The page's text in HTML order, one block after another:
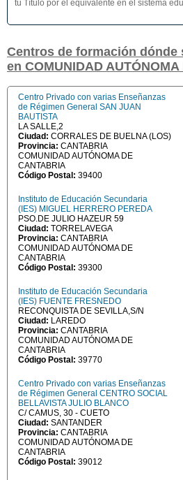
tu Título por el equivalente en el sistema
Centros de formación dónde
en COMUNIDAD
Centro Privado con varias Enseñanzas
de Régimen General SAN JUAN
BAUTISTA
LA SALLE,2
Ciudad: CORRALES DE BUELNA (LOS)
Provincia: CANTABRIA
COMUNIDAD AUTÓNOMA DE
CANTABRIA
Código Postal: 39400
Instituto de Educación Secundaria
(IES) MIGUEL HERRERO PEREDA
PSO.DE JULIO HAZEUR 59
Ciudad: TORRELAVEGA
Provincia: CANTABRIA
COMUNIDAD AUTÓNOMA DE
CANTABRIA
Código Postal: 39300
Instituto de Educación Secundaria
(IES) FUENTE FRESNEDO
RECONQUISTA DE SEVILLA,S/N
Ciudad: LAREDO
Provincia: CANTABRIA
COMUNIDAD AUTÓNOMA DE
CANTABRIA
Código Postal: 39770
Centro Privado con varias Enseñanzas
de Régimen General CENTRO SOCIAL
BELLAVISTA JULIO BLANCO
C/ CAMUS, 30 - CUETO
Ciudad: SANTANDER
Provincia: CANTABRIA
COMUNIDAD AUTÓNOMA DE
CANTABRIA
Código Postal: 39012